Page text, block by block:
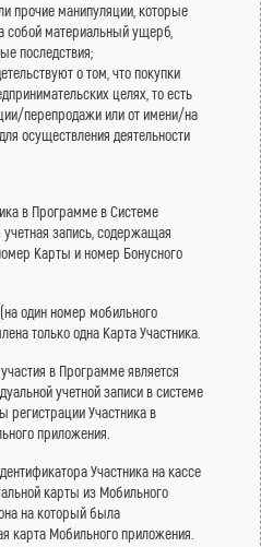
прочие манипуляции, которые
собой материальный ущерб,
последствия;
о том, что покупки
целях, то есть
перепродажи или от имени/на
осуществления деятельности
в Программе в Системе
запись, содержащая
Карты и номер Бонусного
один номер мобильного
только одна Карта Участника.
в Программе является
учетной записи в системе
регистрации Участника в
приложения.
Участника на кассе
карты из Мобильного
на который была
карта Мобильного приложения.